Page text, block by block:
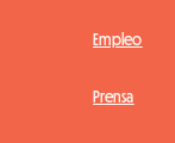
Empleo
Prensa